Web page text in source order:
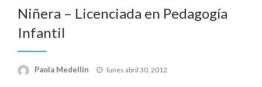
Niñera – Licenciada en Pedagogía
Infantil
Paola Medellin
Publicado
lunes abril 30, 2012